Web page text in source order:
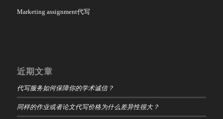
Marketing assignment代写
近期文章
代写服务如何保障你的学术诚信？
同样的作业或者论文代写价格为什么差异性很大？